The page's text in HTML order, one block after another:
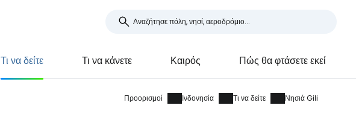
Τι να δείτε Τι να κάνετε Καιρός Πώς θα φτάσετε εκεί
Προορισμοί Ινδονησία Τι να δείτε Νησιά Gili